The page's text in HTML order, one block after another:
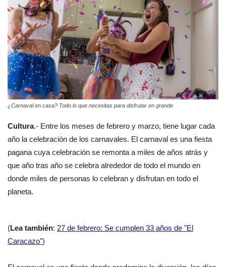
¿Carnaval en casa? Todo lo que necesitas para disfrutar en grande
Cultura.- Entre los meses de febrero y marzo, tiene lugar cada
año la celebración de los carnavales. El carnaval es una fiesta
pagana cuya celebración se remonta a miles de años atrás y
que año tras año se celebra alrededor de todo el mundo en
donde miles de personas lo celebran y disfrutan en todo el
planeta.
(Lea también: 27 de febrero: Se cumplen 33 años de "El
Caracazo")